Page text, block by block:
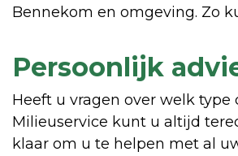
Bennekom en omgeving. Zo
Persoonlijk
Heeft u vragen over welk
Milieuservice kunt u altijd
klaar om u te helpen met al